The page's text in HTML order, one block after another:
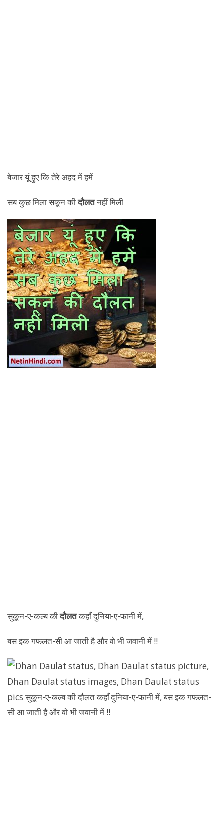
बेजार यूं हुए कि तेरे अहद में हमें
सब कुछ मिला सकून कीदौलतनहीं मिली
सुकून-ए-कल्ब कीदौलतकहाँ दुनिया-ए-फानी में,
बस इक गफलत-सी आ जाती है और वो भी जवानी में !!